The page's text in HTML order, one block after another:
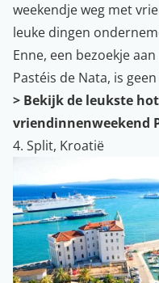
weekendje weg met
leuke dingen
Enne, een bezoekje
Pastéis de Nata, is
> Bekijk de leukste
vriendinnenweekend
4. Split, Kroatië